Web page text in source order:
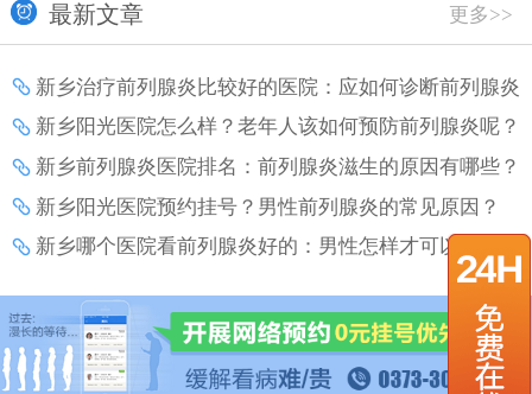
最新文章 更多>>
新乡治疗前列腺炎比较好的医院：应如何诊断前列腺炎
增生？
新乡阳光医院怎么样？老年人该如何预防前列腺炎呢？
新乡前列腺炎医院排名：前列腺炎滋生的原因有哪些？
新乡阳光医院预约挂号？男性前列腺炎的常见原因？
新乡哪个医院看前列腺炎好的：男性怎样才可以避免前